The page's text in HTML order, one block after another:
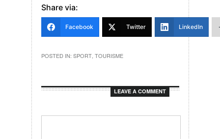
Share via:
Facebook Twitter LinkedIn
POSTED IN: SPORT, TOURISME
LEAVE A COMMENT